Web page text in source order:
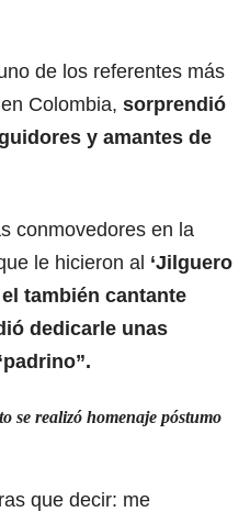
de los referentes más
Colombia, sorprendió
y amantes de
conmovedores en la
le hicieron al ‘Jilguero
también cantante
dedicarle unas
se realizó homenaje póstumo
que decir: me